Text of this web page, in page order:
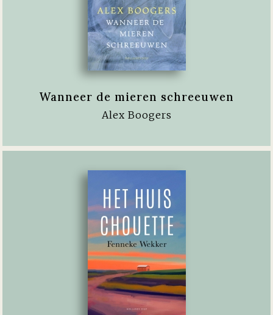
Wanneer de mieren schreeuwen
Alex Boogers